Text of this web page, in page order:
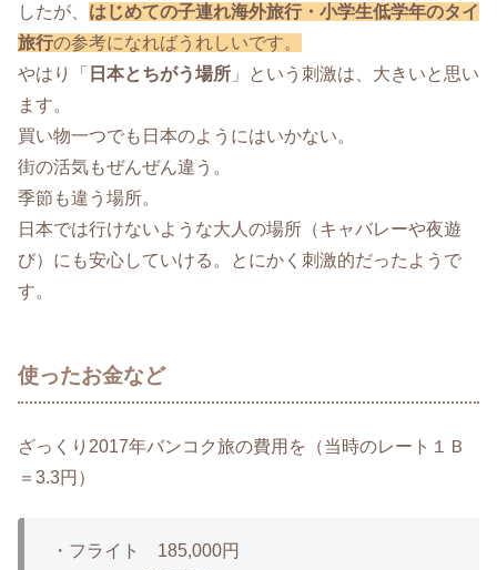
したが、 はじめての子連れ海外旅行・小学生低学年のタイ
旅行の参考になればうれしいです。
やはり「 日本とちがう場所 」という刺激は、大きいと思い
ます。
買い物一つでも日本のようにはいかない。
街の活気もぜんぜん違う。
季節も違う場所。
日本では行けないような大人の場所（キャバレーや夜遊
び）にも安心していける。とにかく刺激的だったようで
す。
使ったお金など
ざっくり2017年バンコク旅の費用を（当時のレート１Ｂ
＝3.3円）
・フライト 185,000円